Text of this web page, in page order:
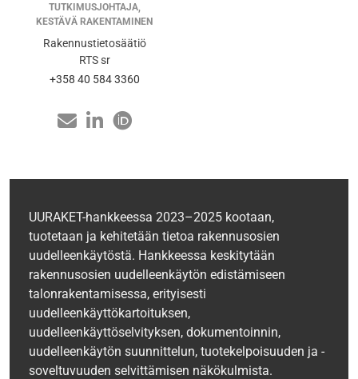
TUTKIMUSJOHTAJA,
KESTÄVÄ RAKENTAMINEN
Rakennustietosäätiö
RTS sr
+358 40 584 3360
UURAKET-hankkeessa 2023–2025 kootaan,
tuotetaan ja kehitetään tietoa rakennusosien
uudelleenkäytöstä. Hankkeessa keskitytään
rakennusosien uudelleenkäytön edistämiseen
talonrakentamisessa, erityisesti
uudelleenkäyttökartoituksen,
uudelleenkäyttöselvityksen, dokumentoinnin,
uudelleenkäytön suunnittelun, tuotekelpoisuuden ja -
soveltuvuuden selvittämisen näkökulmista.